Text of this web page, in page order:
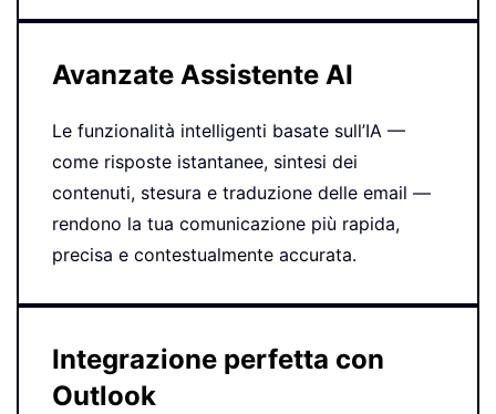
Avanzate Assistente AI
Le funzionalità intelligenti basate sull’IA —
come risposte istantanee, sintesi dei
contenuti, stesura e traduzione delle email —
rendono la tua comunicazione più rapida,
precisa e contestualmente accurata.
Integrazione perfetta con
Outlook